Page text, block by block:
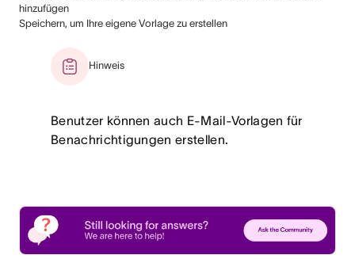
hinzufügen
Speichern, um Ihre eigene Vorlage zu erstellen
Hinweis
Benutzer können auch E-Mail-Vorlagen für
Benachrichtigungen erstellen.